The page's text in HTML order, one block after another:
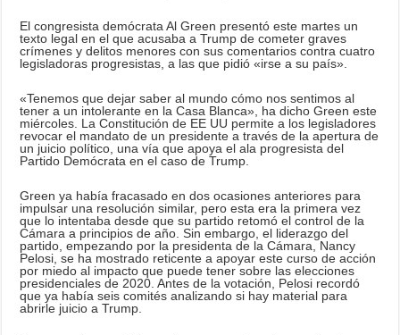
El congresista demócrata Al Green presentó este martes un
texto legal en el que acusaba a Trump de cometer graves
crímenes y delitos menores con sus comentarios contra cuatro
legisladoras progresistas, a las que pidió «irse a su país».
«Tenemos que dejar saber al mundo cómo nos sentimos al
tener a un intolerante en la Casa Blanca», ha dicho Green este
miércoles. La Constitución de EE UU permite a los legisladores
revocar el mandato de un presidente a través de la apertura de
un juicio político, una vía que apoya el ala progresista del
Partido Demócrata en el caso de Trump.
Green ya había fracasado en dos ocasiones anteriores para
impulsar una resolución similar, pero esta era la primera vez
que lo intentaba desde que su partido retomó el control de la
Cámara a principios de año. Sin embargo, el liderazgo del
partido, empezando por la presidenta de la Cámara, Nancy
Pelosi, se ha mostrado reticente a apoyar este curso de acción
por miedo al impacto que puede tener sobre las elecciones
presidenciales de 2020. Antes de la votación, Pelosi recordó
que ya había seis comités analizando si hay material para
abrirle juicio a Trump.